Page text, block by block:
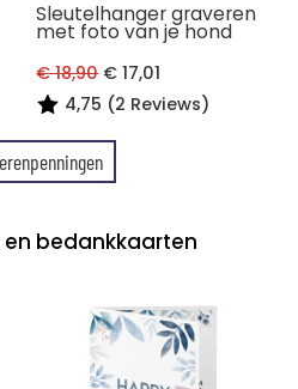
Sleutelhanger graveren
met foto van je hond
€ 18,90€ 17,01
4,75 (2 Reviews)
bedankkaarten